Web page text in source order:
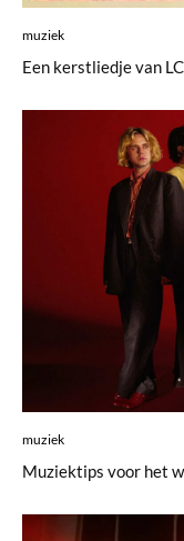
muziek
Een kerstliedje van
muziek
Muziektips voor het